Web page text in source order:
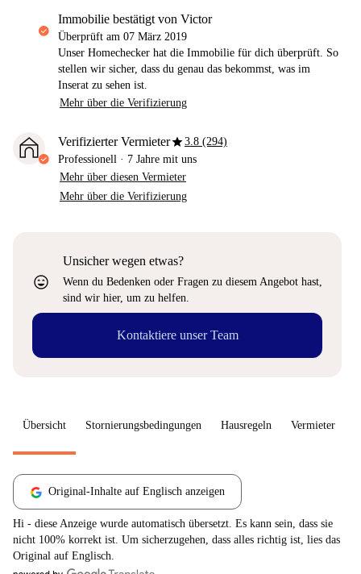
Immobilie bestätigt von Victor
Überprüft am 07 März 2019
Unser Homechecker hat die Immobilie für dich überprüft. So
stellen wir sicher, dass du genau das bekommst, was im
Inserat zu sehen ist.
Mehr über die Verifizierung
Verifizierter Vermieterstar3.8 (294)
Professionell · 7 Jahre mit uns
Mehr über diesen Vermieter
Mehr über die Verifizierung
sentiment_very_satisfied
Unsicher wegen etwas?
Wenn du Bedenken oder Fragen zu diesem Angebot hast,
sind wir hier, um zu helfen.
Kontaktiere unser Team
Übersicht Stornierungsbedingungen Hausregeln Vermieter
Original-Inhalte auf Englisch anzeigen
Hi - diese Anzeige wurde automatisch übersetzt. Es kann sein, dass sie
nicht 100% korrekt ist. Um sicherzugehen, dass alles richtig ist, lies das
Original auf Englisch.